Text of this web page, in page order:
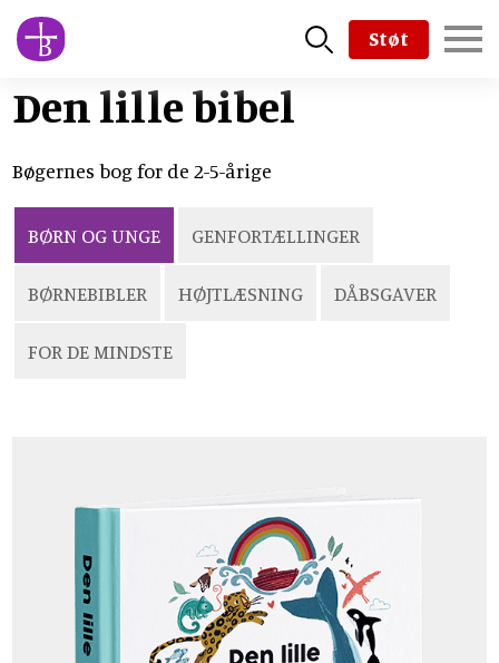
Skip
to
content
Støt
Den lille bibel
Bøgernes bog for de 2-5-årige
BØRN OG UNGE GENFORTÆLLINGER
BØRNEBIBLER HØJTLÆSNING DÅBSGAVER
FOR DE MINDSTE